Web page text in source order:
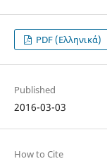
PDF (Ελληνικά)
Published
2016-03-03
How to Cite